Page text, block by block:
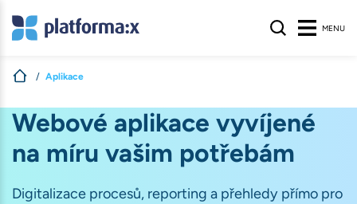
MENU
Aplikace
Webové aplikace vyvíjené
na míru vašim potřebám
Digitalizace procesů, reporting a přehledy přímo pro
aby
webu nalezli
stránek.